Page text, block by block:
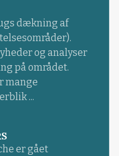
dækning af
og analyser
på området.
mange
...
er gået